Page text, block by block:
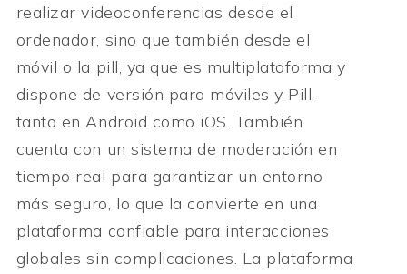
realizar videoconferencias desde el
ordenador, sino que también desde el
móvil o la pill, ya que es multiplataforma y
dispone de versión para móviles y Pill,
tanto en Android como iOS. También
cuenta con un sistema de moderación en
tiempo real para garantizar un entorno
más seguro, lo que la convierte en una
plataforma confiable para interacciones
globales sin complicaciones. La plataforma